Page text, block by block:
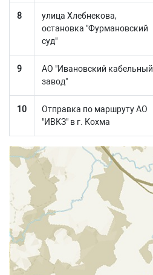
8
улица Хлебнекова,
остановка "Фурмановский
суд"
9
АО "Ивановский кабельный
завод"
10
Отправка по маршруту АО
"ИВКЗ" в г. Кохма